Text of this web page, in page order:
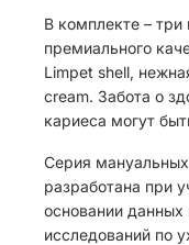
В комплекте –
премиального
Limpet shell,
cream. Забота о
кариеса могут
Серия
разработана при
основании
исследований по